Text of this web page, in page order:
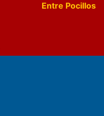
Entre Pocillos